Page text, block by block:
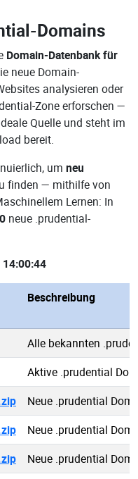
Domains
Domain-Datenbank für
neue Domain-
analysieren oder
Zone erforschen —
Quelle und steht im
bereit.
um neu
finden — mithilfe von
Lernen: In
0 neue .prudential-
Beschreibung
Alle bekannten
Aktive .prudential
Neue .prudential
Neue .prudential
Neue .prudential